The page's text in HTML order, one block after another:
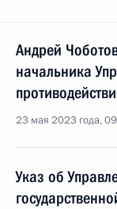
Андрей
начальника
23 мая 2023 года,
Указ об